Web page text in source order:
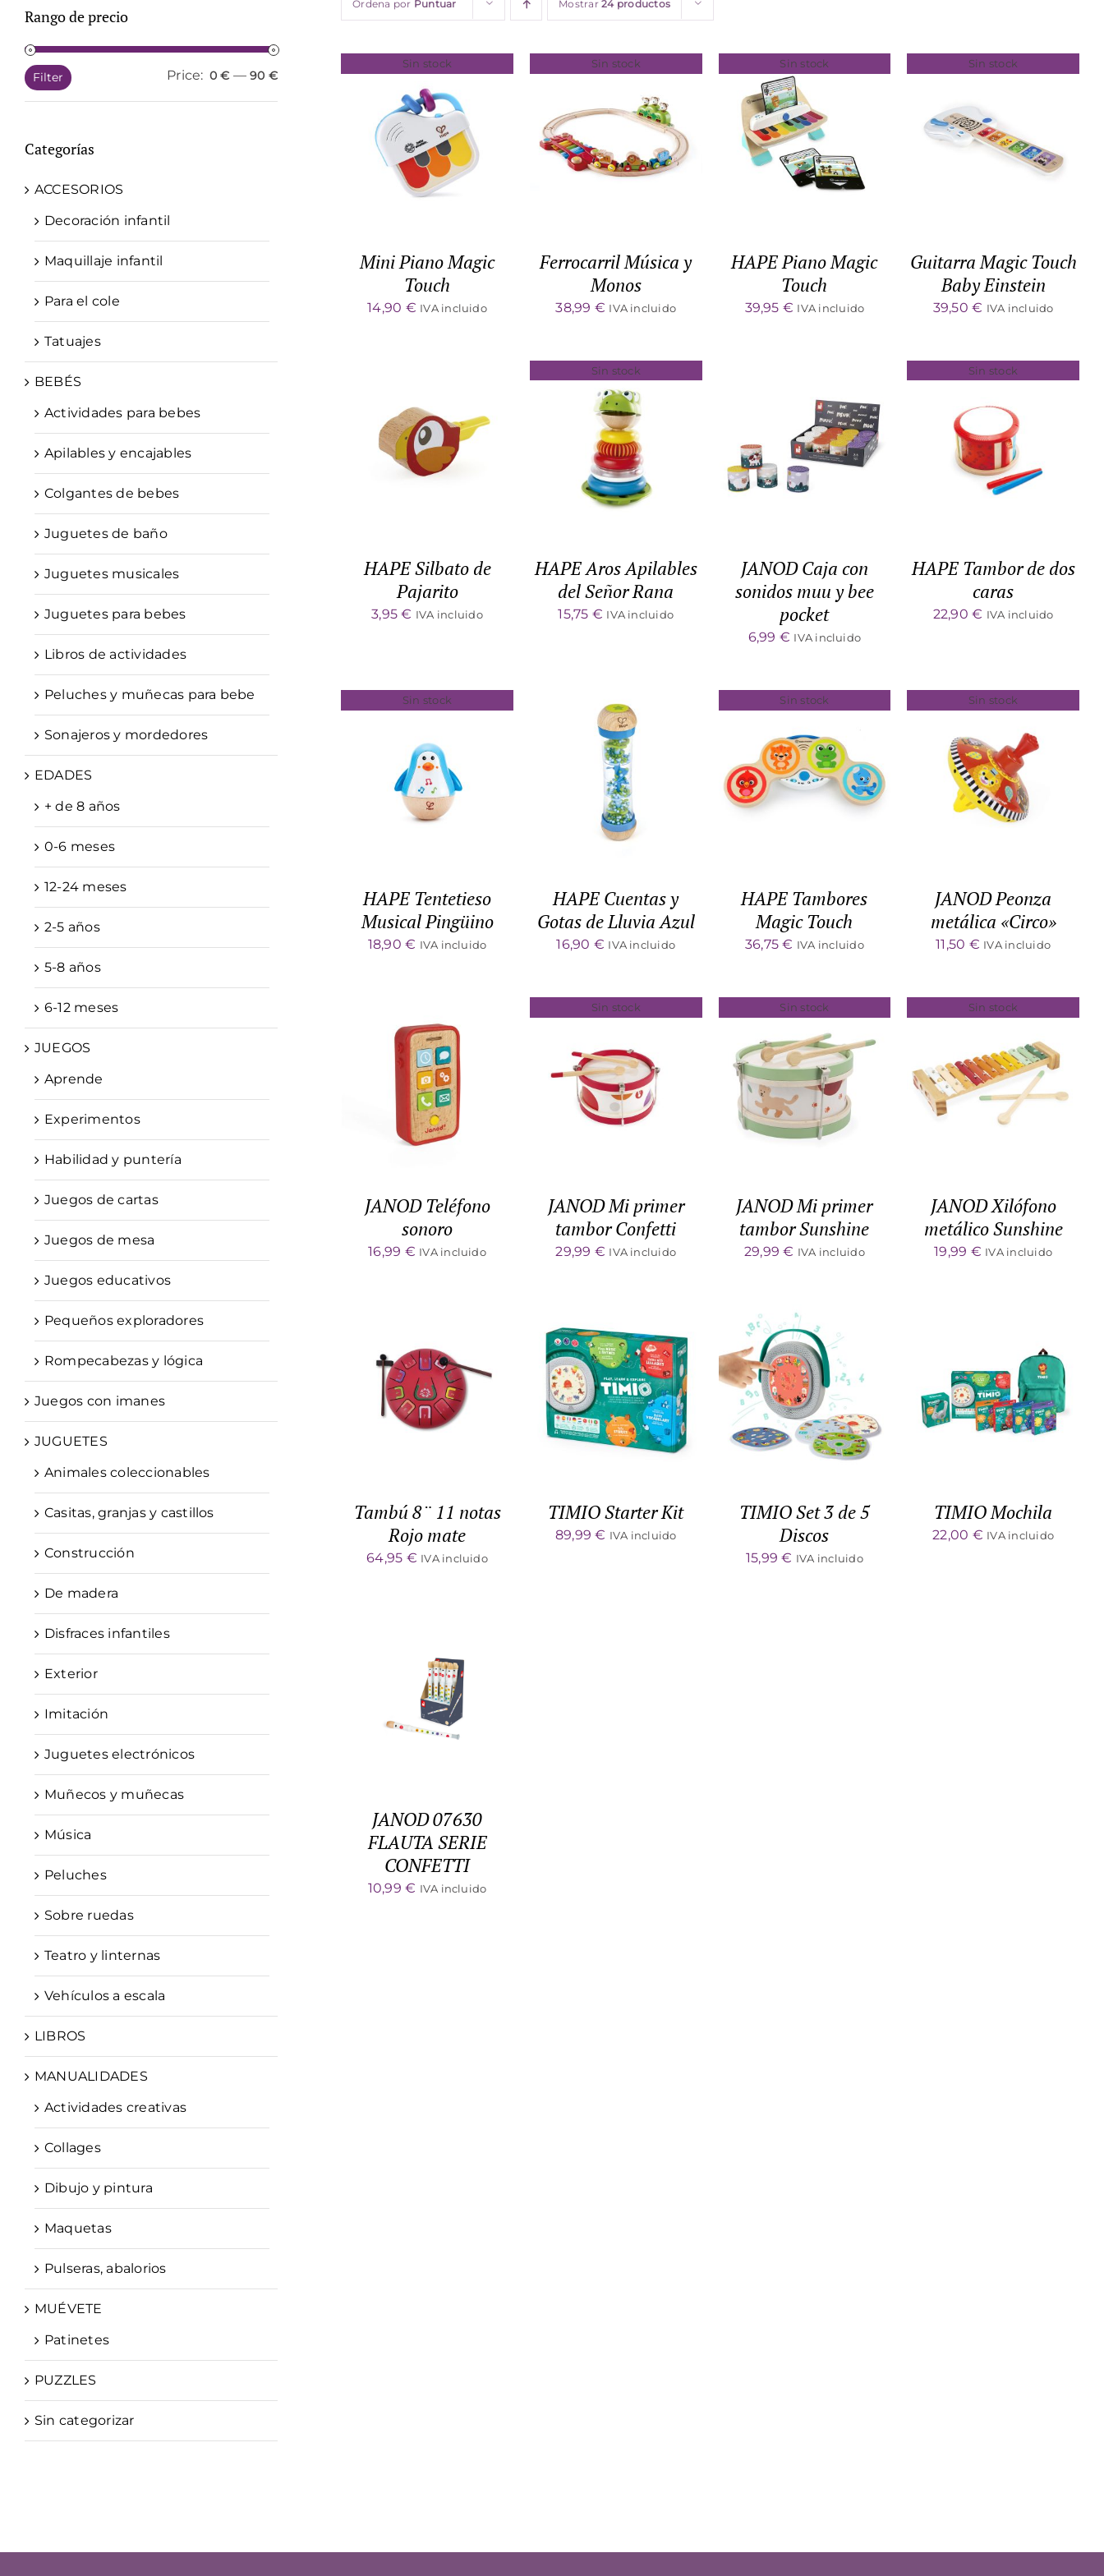
Ordena por Puntuar Mostrar24 productos
Sin stock
DETALLES
Mini Piano Magic
Touch
14,90 € IVA incluido
Sin stock
DETALLES
Ferrocarril Música y
Monos
38,99 € IVA incluido
Sin stock
DETALLES
HAPE Piano Magic
Touch
39,95 € IVA incluido
Sin stock
DETALLES
Guitarra Magic Touch
Baby Einstein
39,50€ IVA incluido
ADD TO CART
/
DETALLES
HAPE Silbato de
Pajarito
3,95€ IVA incluido
Sin stock
DETALLES
HAPE Aros Apilables
del Señor Rana
15,75 € IVA incluido
ADD TO CART
/
DETALLES
JANOD Caja con
sonidos muu y bee
pocket
6,99 € IVA incluido
Sin stock
DETALLES
HAPE Tambor de dos
caras
22,90€ IVA incluido
Sin stock
DETALLES
HAPE Tentetieso
Musical Pingüino
18,90€ IVA incluido
ADD TO CART
DETALLES
HAPE Cuentas y
Gotas de Lluvia Azul
16,90 € IVA incluido
Sin stock
DETALLES
HAPE Tambores
Magic Touch
36,75€ IVA incluido
Sin stock
DETALLES
JANOD Peonza
metálica «Circo»
11,50 € IVA incluido
ADD TO CART
DETALLES
JANOD Teléfono
sonoro
16,99 € IVA incluido
Sin stock
DETALLES
JANOD Mi primer
tambor Confetti
29,99 € IVA incluido
Sin stock
DETALLES
JANOD Mi primer
tambor Sunshine
29,99€ IVA incluido
Sin stock
DETALLES
JANOD Xilófono
metálico Sunshine
19,99 € IVA incluido
ADD TO CART
/
DETALLES
Tambú 8¨ 11 notas
Rojo mate
64,95 € IVA incluido
ADD TO CART
/
DETALLES
TIMIO Starter Kit
89,99€ IVA incluido
ADD TO CART
/
DETALLES
TIMIO Set 3 de 5
Discos
15,99€ IVA incluido
ADD TO CART
DETALLES
TIMIO Mochila
22,00 € IVA incluido
ADD TO CART
DETALLES
JANOD 07630
FLAUTA SERIE
CONFETTI
10,99€ IVA incluido
Rango de precio
Min
price
Max
price
Filter Price: 0 € —90 €
Categorías
ACCESORIOS
Decoración infantil
Maquillaje infantil
Para el cole
Tatuajes
BEBÉS
Actividades para bebes
Apilables y encajables
Colgantes de bebes
Juguetes de baño
Juguetes musicales
Juguetes para bebes
Libros de actividades
Peluches y muñecas para bebe
Sonajeros y mordedores
EDADES
+ de 8 años
0-6 meses
12-24 meses
2-5 años
5-8 años
6-12 meses
JUEGOS
Aprende
Experimentos
Habilidad y puntería
Juegos de cartas
Juegos de mesa
Juegos educativos
Pequeños exploradores
Rompecabezas y lógica
Juegos con imanes
JUGUETES
Animales coleccionables
Casitas, granjas y castillos
Construcción
De madera
Disfraces infantiles
Exterior
Imitación
Juguetes electrónicos
Muñecos y muñecas
Música
Peluches
Sobre ruedas
Teatro y linternas
Vehículos a escala
LIBROS
MANUALIDADES
Actividades creativas
Collages
Dibujo y pintura
Maquetas
Pulseras, abalorios
MUÉVETE
Patinetes
PUZZLES
Sin categorizar